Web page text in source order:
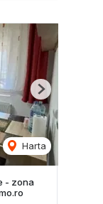
Harta
Next
- zona